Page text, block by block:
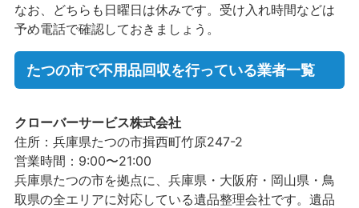
なお、どちらも日曜日は休みです。受け入れ時間などは
予め電話で確認しておきましょう。
たつの市で不用品回収を行っている業者一覧
クローバーサービス株式会社
住所：兵庫県たつの市揖西町竹原247-2
営業時間：9:00〜21:00
兵庫県たつの市を拠点に、兵庫県・大阪府・岡山県・鳥
取県の全エリアに対応している遺品整理会社です。遺品